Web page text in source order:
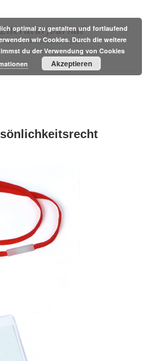
optimal zu gestalten und fortlaufend
wir Cookies. Durch die weitere
du der Verwendung von Cookies
Akzeptieren